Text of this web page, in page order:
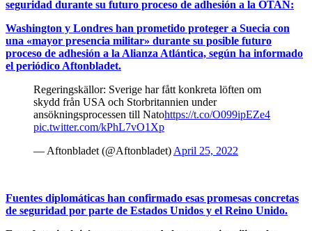
seguridad durante su futuro proceso de adhesión a la OTAN:
Washington y Londres han prometido proteger a Suecia con
una «mayor presencia militar» durante su posible futuro
proceso de adhesión a la Alianza Atlántica, según ha informado
el periódico Aftonbladet.
Regeringskällor: Sverige har fått konkreta löften om
skydd från USA och Storbritannien under
ansökningsprocessen till Natohttps://t.co/O099ipEZe4
pic.twitter.com/kPhL7vO1Xp
— Aftonbladet (@Aftonbladet) April 25, 2022
Fuentes diplomáticas han confirmado esas promesas concretas
de seguridad por parte de Estados Unidos y el Reino Unido.